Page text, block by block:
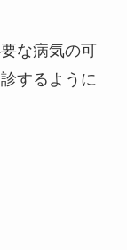
な病気の可
するように